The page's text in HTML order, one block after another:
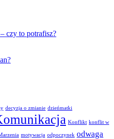
czy to potrafisz?
decyzja o zmianie dzieńmatki
Konflikt konflit w
motywacja odpoczynek odwaga